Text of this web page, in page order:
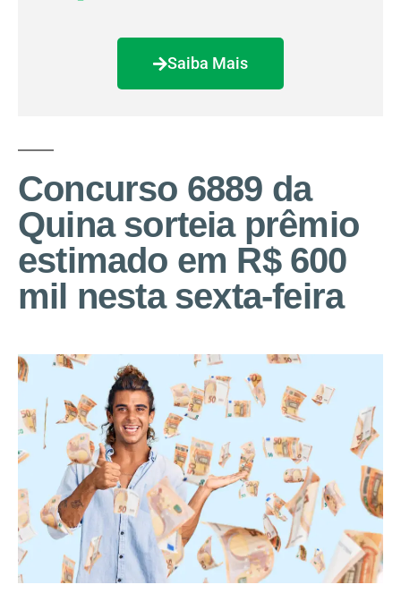
Saiba Mais
Concurso 6889 da
Quina sorteia prêmio
estimado em R$ 600
mil nesta sexta-feira